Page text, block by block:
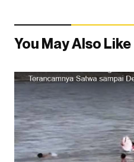
You May Also Like